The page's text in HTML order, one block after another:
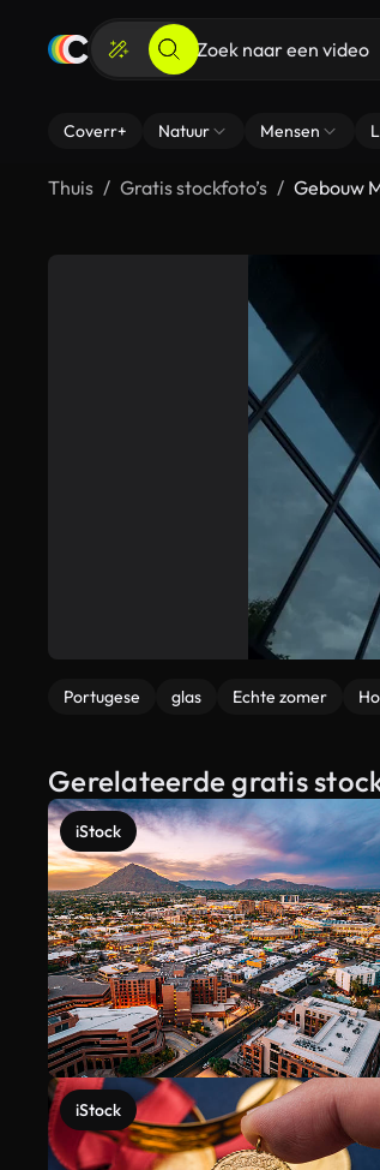
Coverr+ Natuur Mensen
Thuis Gratis stockfoto’s Gebouw
Portugese glas Echte zomer
Gerelateerde gratis
iStock
iStock